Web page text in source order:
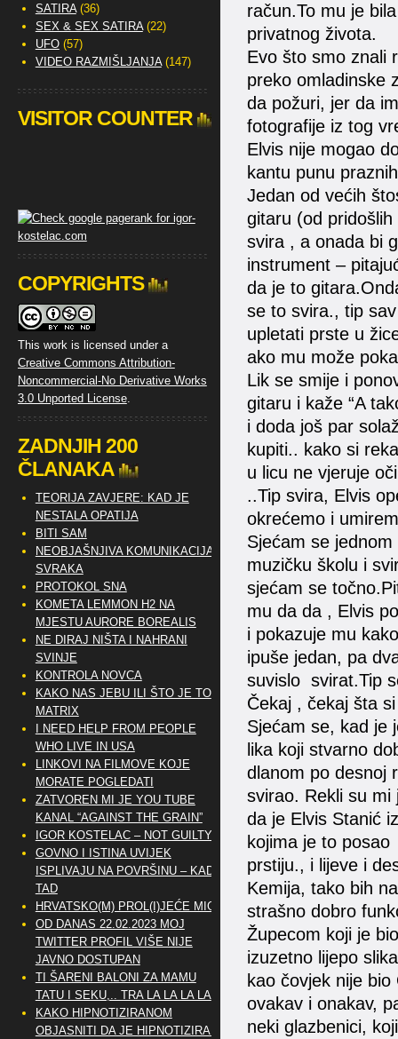
račun.To mu je
privatnog života.
Evo što smo znali
preko omladinske
da požuri, jer da
fotografije iz tog
Elvis nije mogao
kantu punu
Jedan od većih
gitaru (od
svira , a onada bi
instrument –
da je to
se to svira., tip
upletati prste u
ako mu može
Lik se smije i
gitaru i kaže “A
i doda još par
kupiti.. kako si
u licu ne vjeruje
..Tip svira, Elvis
okrećemo i
Sjećam se
muzičku školu i
sjećam se
mu da da , Elvis
i pokazuje mu
ipuše jedan, pa
suvislo svirat.Tip
Čekaj , čekaj šta
Sjećam se, kad je
lika koji stvarno
dlanom po desnoj
svirao. Rekli su
da je Elvis Stanić
kojima je to
prstiju., i lijeve i
Kemija, tako bih
strašno dobro
Župecom koji je
izuzetno lijepo
kao čovjek nije
ovakav i onakav,
neki glazbenici,
SATIRA(36)
SEX & SEX SATIRA(22)
UFO(57)
VIDEO RAZMIŠLJANJA(147)
VISITOR COUNTER
COPYRIGHTS
This work is licensed under a
Creative Commons Attribution-
Noncommercial-No Derivative Works
3.0 Unported License.
ZADNJIH 200
ČLANAKA
TEORIJA ZAVJERE: KAD JE
NESTALA OPATIJA
BITI SAM
NEOBJAŠNJIVA KOMUNIKACIJA
SVRAKA
PROTOKOL SNA
KOMETA LEMMON H2 NA
MJESTU AURORE BOREALIS
NE DIRAJ NIŠTA I NAHRANI
SVINJE
KONTROLA NOVCA
KAKO NAS JEBU ILI ŠTO JE TO
MATRIX
I NEED HELP FROM PEOPLE
WHO LIVE IN USA
LINKOVI NA FILMOVE KOJE
MORATE POGLEDATI
ZATVOREN MI JE YOU TUBE
KANAL “AGAINST THE GRAIN”
IGOR KOSTELAC – NOT GUILTY
GOVNO I ISTINA UVIJEK
ISPLIVAJU NA POVRŠINU – KAD
TAD
HRVATSKO(M) PROL(I)JEĆE MIG
OD DANAS 22.02.2023 MOJ
TWITTER PROFIL VIŠE NIJE
JAVNO DOSTUPAN
TI ŠARENI BALONI ZA MAMU
TATU I SEKU,.. TRA LA LA LA LA
KAKO HIPNOTIZIRANOM
OBJASNITI DA JE HIPNOTIZIRAN